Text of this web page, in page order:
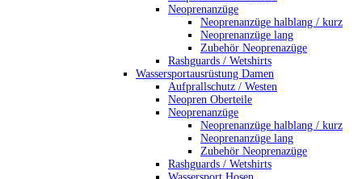
Neoprenanzüge
Neoprenanzüge halblang / kurz
Neoprenanzüge lang
Zubehör Neoprenazüge
Rashguards / Wetshirts
Wassersportausrüstung Damen
Aufprallschutz / Westen
Neopren Oberteile
Neoprenanzüge
Neoprenanzüge halblang / kurz
Neoprenanzüge lang
Zubehör Neoprenazüge
Rashguards / Wetshirts